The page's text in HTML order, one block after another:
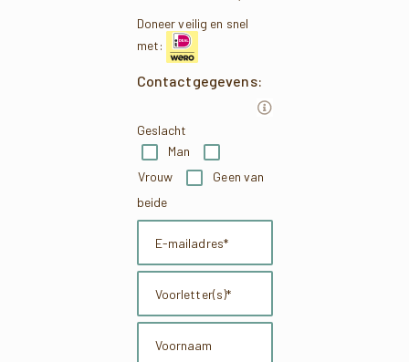
Doneer veilig en snel
met:
Contactgegevens:
Geslacht
Man
Vrouw
Geen van
beide